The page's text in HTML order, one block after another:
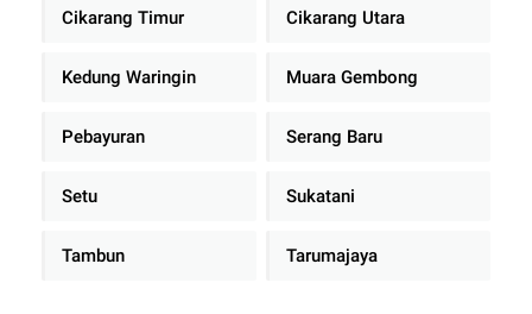
Cikarang Timur Cikarang Utara
Kedung Waringin Muara Gembong
Pebayuran Serang Baru
Setu Sukatani
Tambun Tarumajaya